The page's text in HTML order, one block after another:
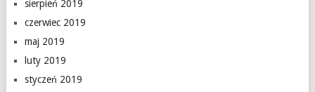
sierpień 2019
czerwiec 2019
maj 2019
luty 2019
styczeń 2019